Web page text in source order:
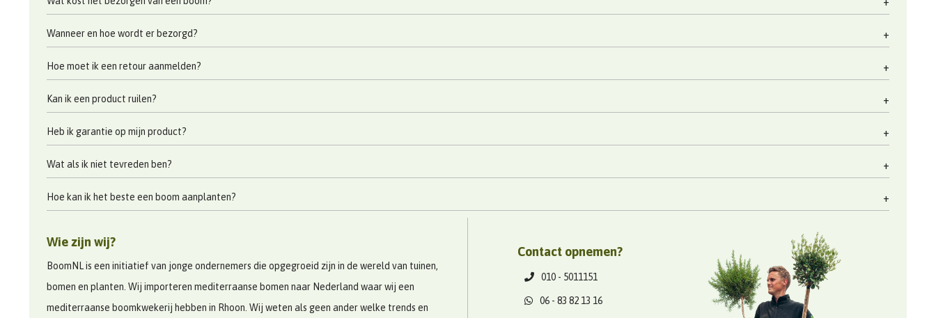
Wanneer en hoe wordt er bezorgd?
Hoe moet ik een retour aanmelden?
Kan ik een product ruilen?
Heb ik garantie op mijn product?
Wat als ik niet tevreden ben?
Hoe kan ik het beste een boom aanplanten?
Wie zijn wij?
BoomNL is een initiatief van jonge ondernemers die opgegroeid zijn in de wereld van tuinen,
bomen en planten. Wij importeren mediterraanse bomen naar Nederland waar wij een
mediterraanse boomkwekerij hebben in Rhoon. Wij weten als geen ander welke trends en
Contact opnemen?
010 - 5011151
06 - 83 82 13 16